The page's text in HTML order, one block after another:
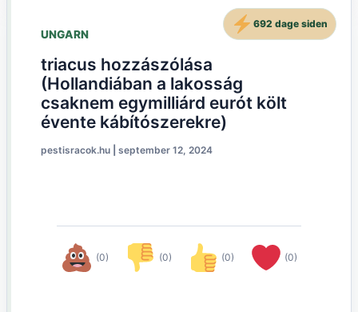
UNGARN
triacus hozzászólása
(Hollandiában a lakosság
csaknem egymilliárd eurót költ
évente kábítószerekre)
pestisracok.hu september 12, 2024
(0) (0) (0) (0)
692 dage siden